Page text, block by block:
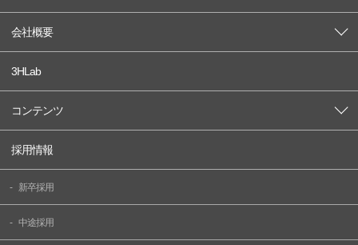
会社概要
3HLab
コンテンツ
採用情報
新卒採用
中途採用